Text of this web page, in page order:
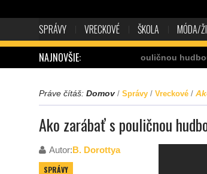
SPRÁVY VRECKOVÉ ŠKOLA MÓDA/
NAJNOVŠIE:
Ako zarábať s pouličnou hudbou?
Práve čítáš: Domov/ Správy / Vreckové /
Ako zarábať s pouličnou
Autor:B. Dorottya
SPRÁVY